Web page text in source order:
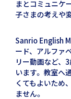
まとコミュニケ
子さまの考えや
Sanrio English
ード、アルファ
リー動画など、 3
います。教室へ
くてもよいため
ません。